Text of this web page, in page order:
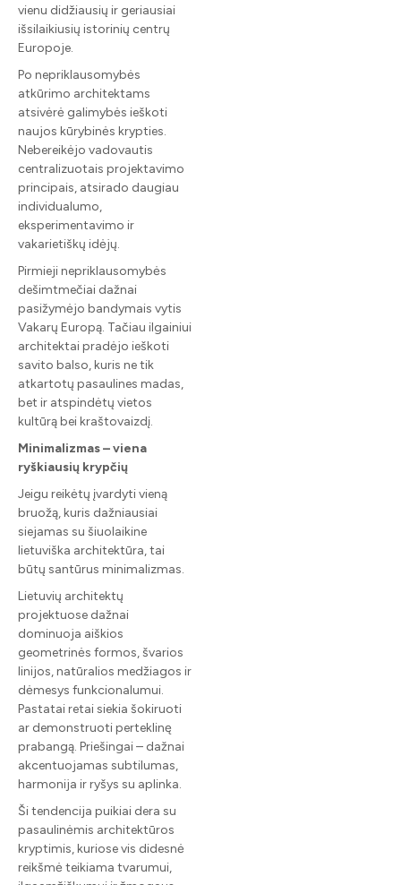
vienu didžiausių ir geriausiai
išsilaikiusių istorinių centrų
Europoje.
Po nepriklausomybės
atkūrimo architektams
atsivėrė galimybės ieškoti
naujos kūrybinės krypties.
Nebereikėjo vadovautis
centralizuotais projektavimo
principais, atsirado daugiau
individualumo,
eksperimentavimo ir
vakarietiškų idėjų.
Pirmieji nepriklausomybės
dešimtmečiai dažnai
pasižymėjo bandymais vytis
Vakarų Europą. Tačiau ilgainiui
architektai pradėjo ieškoti
savito balso, kuris ne tik
atkartotų pasaulines madas,
bet ir atspindėtų vietos
kultūrą bei kraštovaizdį.
Minimalizmas – viena
ryškiausių krypčių
Jeigu reikėtų įvardyti vieną
bruožą, kuris dažniausiai
siejamas su šiuolaikine
lietuviška architektūra, tai
būtų santūrus minimalizmas.
Lietuvių architektų
projektuose dažnai
dominuoja aiškios
geometrinės formos, švarios
linijos, natūralios medžiagos ir
dėmesys funkcionalumui.
Pastatai retai siekia šokiruoti
ar demonstruoti perteklinę
prabangą. Priešingai – dažnai
akcentuojamas subtilumas,
harmonija ir ryšys su aplinka.
Ši tendencija puikiai dera su
pasaulinėmis architektūros
kryptimis, kuriose vis didesnė
reikšmė teikiama tvarumui,